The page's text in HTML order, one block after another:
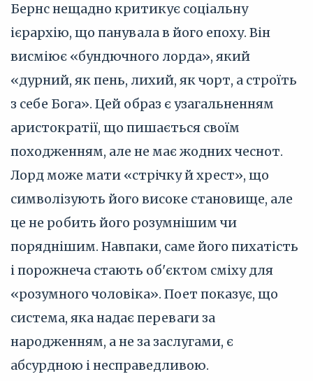
Бернс нещадно критикує соціальну
ієрархію, що панувала в його епоху. Він
висміює «бундючного лорда», який
«дурний, як пень, лихий, як чорт, а строїть
з себе Бога». Цей образ є узагальненням
аристократії, що пишається своїм
походженням, але не має жодних чеснот.
Лорд може мати «стрічку й хрест», що
символізують його високе становище, але
це не робить його розумнішим чи
поряднішим. Навпаки, саме його пихатість
і порожнеча стають об'єктом сміху для
«розумного чоловіка». Поет показує, що
система, яка надає переваги за
народженням, а не за заслугами, є
абсурдною і несправедливою.